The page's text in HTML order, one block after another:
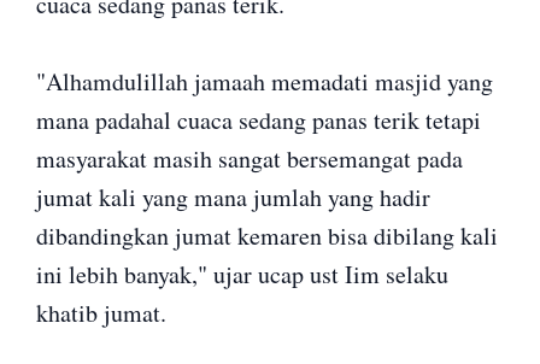
"Alhamdulillah jamaah memadati masjid yang
mana padahal cuaca sedang panas terik tetapi
masyarakat masih sangat bersemangat pada
jumat kali yang mana jumlah yang hadir
dibandingkan jumat kemaren bisa dibilang kali
ini lebih banyak," ujar ucap ust Iim selaku
khatib jumat.